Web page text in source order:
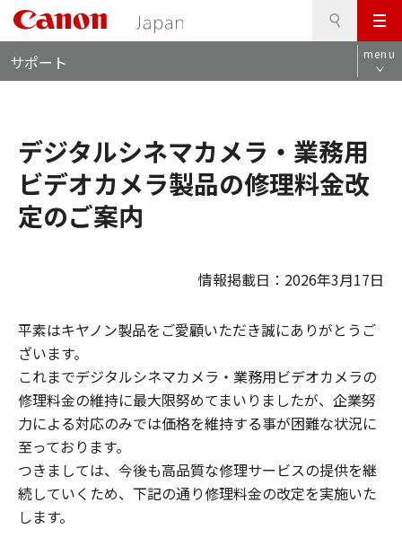
メ
ニ
ュ
サポート menu
デジタルシネマカメラ・業務用
ビデオカメラ製品の修理料金改
定のご案内
情報掲載日：2026年3月17日
平素はキヤノン製品をご愛顧いただき誠にありがとうご
ざいます。
これまでデジタルシネマカメラ・業務用ビデオカメラの
修理料金の維持に最大限努めてまいりましたが、企業努
力による対応のみでは価格を維持する事が困難な状況に
至っております。
つきましては、今後も高品質な修理サービスの提供を継
続していくため、下記の通り修理料金の改定を実施いた
します。